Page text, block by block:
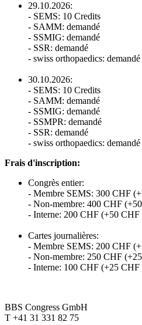
29.10.2026:
- SEMS: 10 Credits
- SAMM: demandé
- SSMIG: demandé
- SSR: demandé
- swiss orthopaedics: demandé
30.10.2026:
- SEMS: 10 Credits
- SAMM: demandé
- SSMIG: demandé
- SSMPR: demandé
- SSR: demandé
- swiss orthopaedics: demandé
Frais d'inscription:
Congrès entier:
- Membre SEMS: 300 CHF
- Non-membre: 400 CHF
- Interne: 200 CHF (+50 CHF
Cartes journalières:
- Membre SEMS: 200 CHF
- Non-membre: 250 CHF
- Interne: 100 CHF (+25 CHF
BBS Congress GmbH
T +41 31 331 82 75